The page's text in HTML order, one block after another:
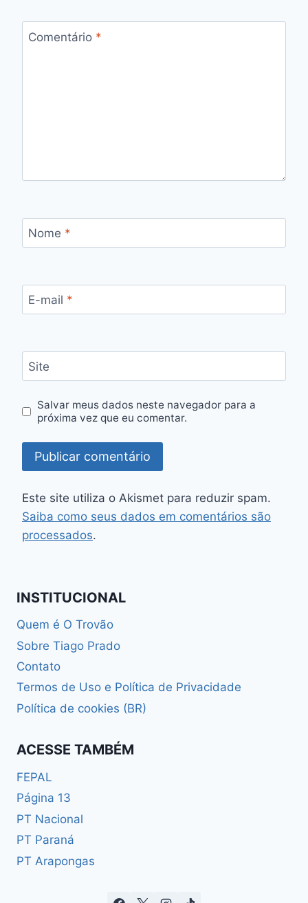
Comentário *
Nome *
E-mail *
Site
Salvar meus dados neste navegador para a
próxima vez que eu comentar.
Este site utiliza o Akismet para reduzir spam.
Saiba como seus dados em comentários são
processados.
INSTITUCIONAL
Quem é O Trovão
Sobre Tiago Prado
Contato
Termos de Uso e Política de Privacidade
Política de cookies (BR)
ACESSE TAMBÉM
FEPAL
Página 13
PT Nacional
PT Paraná
PT Arapongas